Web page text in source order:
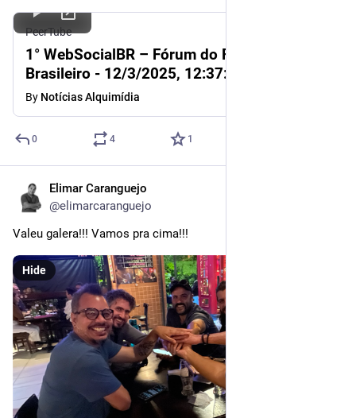
PeerTube
1° WebSocialBR – Fórum do Fediverso
Brasileiro - 12/3/2025, 12:37:07 PM
By Notícias Alquimídia
0 4 1
Elimar Caranguejo
@elimarcaranguejo
Valeu galera!!! Vamos pra cima!!!
Hide